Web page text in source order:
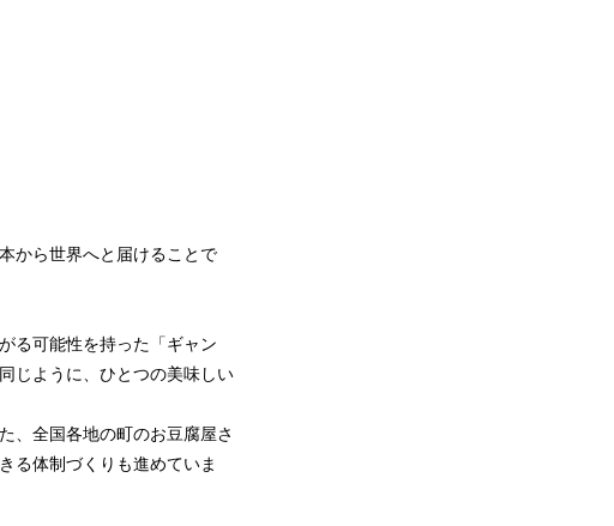
から世界へと届けることで
る可能性を持った「ギャン
じように、ひとつの美味しい
、全国各地の町のお豆腐屋さ
る体制づくりも進めていま